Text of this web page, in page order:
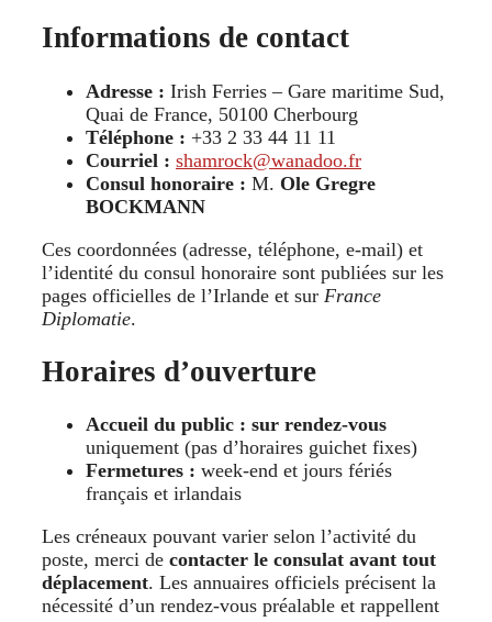
Informations de contact
Adresse : Irish Ferries – Gare maritime Sud,
Quai de France, 50100 Cherbourg
Téléphone : +33 2 33 44 11 11
Courriel : shamrock@wanadoo.fr
Consul honoraire : M. Ole Gregre
BOCKMANN
Ces coordonnées (adresse, téléphone, e-mail) et
l’identité du consul honoraire sont publiées sur les
pages officielles de l’Irlande et sur France
Diplomatie.
Horaires d’ouverture
Accueil du public : sur rendez-vous
uniquement (pas d’horaires guichet fixes)
Fermetures : week-end et jours fériés
français et irlandais
Les créneaux pouvant varier selon l’activité du
poste, merci de contacter le consulat avant tout
déplacement. Les annuaires officiels précisent la
nécessité d’un rendez-vous préalable et rappellent